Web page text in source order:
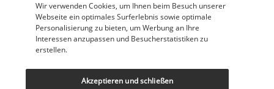
FOLGEN SIE UNS
Wir verwenden Cookies, um Ihnen beim Besuch unserer
Webseite ein optimales Surferlebnis sowie optimale
Personalisierung zu bieten, um Werbung an Ihre
Interessen anzupassen und Besucherstatistiken zu
erstellen.
Akzeptieren und schließen